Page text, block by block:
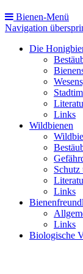
Bienen-Menü
Navigation
Die
Links
Wildbienen
Links
Links
Biologische